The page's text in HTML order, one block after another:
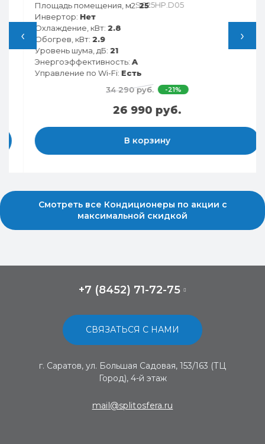
‹
Площадь помещения, м2: 25
Инвертор:Нет
Охлаждение, кВт:2.8
Обогрев, кВт:2.9
Уровень шума, дБ: 21
Энергоэффективность: A
Управление по Wi-Fi:Есть
34 290 руб.
-21%
26 990 руб.
В корзину
›
Смотреть все Кондиционеры по акции с
максимальной скидкой
+7 (8452) 71-72-75
СВЯЗАТЬСЯ С НАМИ
г. Саратов, ул. Большая Садовая, 153/163 (ТЦ
Город), 4-й этаж
mail@splitosfera.ru